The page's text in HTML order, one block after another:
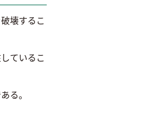
壊するこ
ているこ
る。